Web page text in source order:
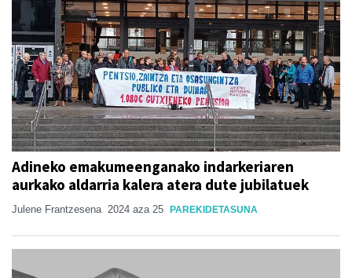
Adineko emakumeenganako indarkeriaren
aurkako aldarria kalera atera dute jubilatuek
Julene Frantzesena 2024 aza 25 PAREKIDETASUNA